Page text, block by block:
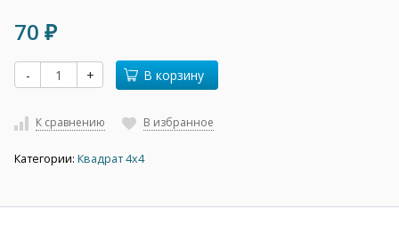
70 ₽
- + В корзину
К сравнению В избранное
Категории: Квадрат 4х4